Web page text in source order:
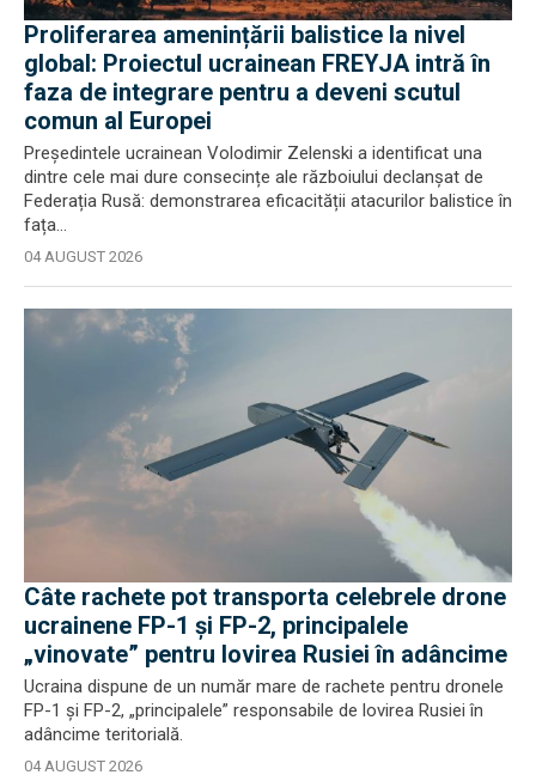
Proliferarea amenințării balistice la nivel
global: Proiectul ucrainean FREYJA intră în
faza de integrare pentru a deveni scutul
comun al Europei
Președintele ucrainean Volodimir Zelenski a identificat una
dintre cele mai dure consecințe ale războiului declanșat de
Federația Rusă: demonstrarea eficacității atacurilor balistice în
fața...
04 AUGUST 2026
Câte rachete pot transporta celebrele drone
ucrainene FP-1 și FP-2, principalele
„vinovate” pentru lovirea Rusiei în adâncime
Ucraina dispune de un număr mare de rachete pentru dronele
FP-1 și FP-2, „principalele” responsabile de lovirea Rusiei în
adâncime teritorială.
04 AUGUST 2026